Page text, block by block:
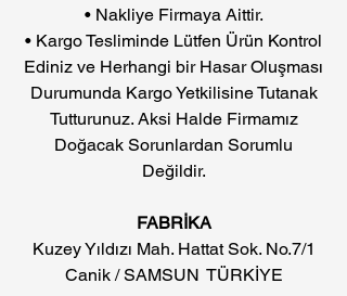
• Nakliye Firmaya Aittir.
• Kargo Tesliminde Lütfen Ürün Kontrol
Ediniz ve Herhangi bir Hasar Oluşması
Durumunda Kargo Yetkilisine Tutanak
Tutturunuz. Aksi Halde Firmamız
Doğacak Sorunlardan Sorumlu
Değildir.
FABRİKA
Kuzey Yıldızı Mah. Hattat Sok. No.7/1
Canik / SAMSUN TÜRKİYE